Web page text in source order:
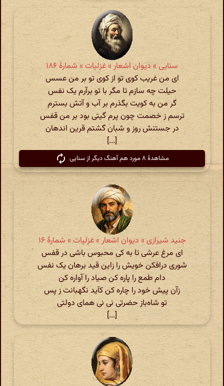
سنایی » دیوان اشعار » غزلیات » شمارهٔ ۱۸۶
ای من غریب کوی تو از کوی تو بر من عسس
حیلت چه سازم تا مگر با تو برآرم یک نفس
گر من به کویت بگذرم بر آب و آتش بسترم
ترسم ز خصمت چون پرم گیتی بود بر من قفس
در جستنش روز و شبان گشتم قرین اندهان
[...]
مشاهدهٔ ۸ مورد هم آهنگ دیگر از سنایی
جنید شیرازی » دیوان اشعار » غزلیات » شمارهٔ ۱۶
ای مرغ عرشی تا به کی محبوس باشی در قفس
شوری درافکن خویش را زاین قید برهان یک نفس
دام طمع را پاره کن صیاد را آواره کن
زآن پیش خود را چاره کن کآید نگهبانت ز پس
تو شاه‌باز حضرتی نی نی همای دولتی
[...]